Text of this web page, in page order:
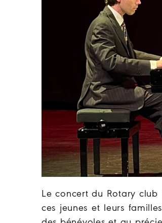
Le concert du Rotary club
ces jeunes et leurs